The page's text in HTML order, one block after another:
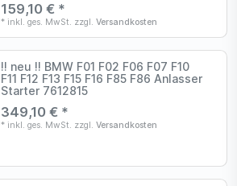
159,10 € *
* inkl. ges. MwSt. zzgl.Versandkosten
!! neu !! BMW F01 F02 F06 F07 F10
F11 F12 F13 F15 F16 F85 F86 Anlasser
Starter 7612815
349,10 € *
* inkl. ges. MwSt. zzgl.Versandkosten